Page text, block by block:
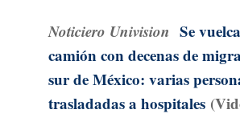
Noticiero Univision Se
camión con decenas de
sur de México: varias
trasladadas a hospitales